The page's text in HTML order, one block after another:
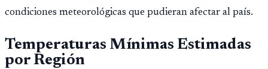
condiciones meteorológicas que pudieran afectar al país.
Temperaturas Mínimas Estimadas
por Región